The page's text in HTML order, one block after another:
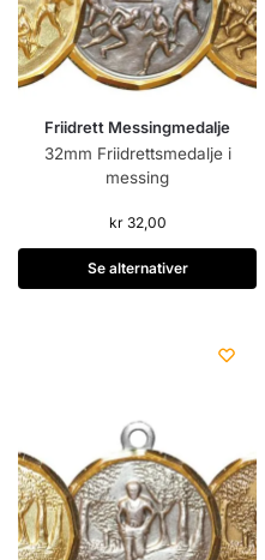
Friidrett Messingmedalje
32mm Friidrettsmedalje i
messing
kr32,00
Se alternativer